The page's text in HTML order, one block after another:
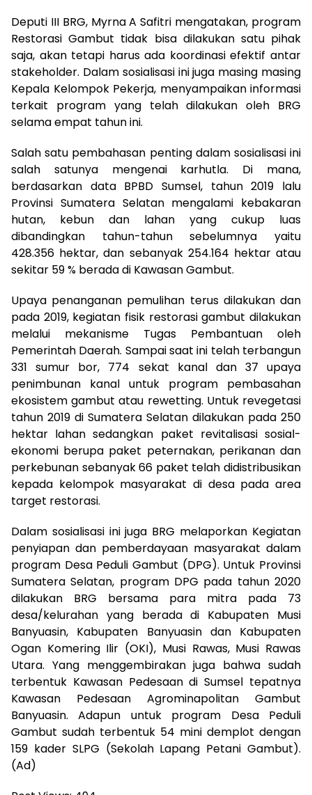
Deputi III BRG, Myrna A Safitri mengatakan, program
Restorasi Gambut tidak bisa dilakukan satu pihak
saja, akan tetapi harus ada koordinasi efektif antar
stakeholder. Dalam sosialisasi ini juga masing masing
Kepala Kelompok Pekerja, menyampaikan informasi
terkait program yang telah dilakukan oleh BRG
selama empat tahun ini.
Salah satu pembahasan penting dalam sosialisasi ini
salah satunya mengenai karhutla. Di mana,
berdasarkan data BPBD Sumsel, tahun 2019 lalu
Provinsi Sumatera Selatan mengalami kebakaran
hutan, kebun dan lahan yang cukup luas
dibandingkan tahun-tahun sebelumnya yaitu
428.356 hektar, dan sebanyak 254.164 hektar atau
sekitar 59 % berada di Kawasan Gambut.
Upaya penanganan pemulihan terus dilakukan dan
pada 2019, kegiatan fisik restorasi gambut dilakukan
melalui mekanisme Tugas Pembantuan oleh
Pemerintah Daerah. Sampai saat ini telah terbangun
331 sumur bor, 774 sekat kanal dan 37 upaya
penimbunan kanal untuk program pembasahan
ekosistem gambut atau rewetting. Untuk revegetasi
tahun 2019 di Sumatera Selatan dilakukan pada 250
hektar lahan sedangkan paket revitalisasi sosial-
ekonomi berupa paket peternakan, perikanan dan
perkebunan sebanyak 66 paket telah didistribusikan
kepada kelompok masyarakat di desa pada area
target restorasi.
Dalam sosialisasi ini juga BRG melaporkan Kegiatan
penyiapan dan pemberdayaan masyarakat dalam
program Desa Peduli Gambut (DPG). Untuk Provinsi
Sumatera Selatan, program DPG pada tahun 2020
dilakukan BRG bersama para mitra pada 73
desa/kelurahan yang berada di Kabupaten Musi
Banyuasin, Kabupaten Banyuasin dan Kabupaten
Ogan Komering Ilir (OKI), Musi Rawas, Musi Rawas
Utara. Yang menggembirakan juga bahwa sudah
terbentuk Kawasan Pedesaan di Sumsel tepatnya
Kawasan Pedesaan Agrominapolitan Gambut
Banyuasin. Adapun untuk program Desa Peduli
Gambut sudah terbentuk 54 mini demplot dengan
159 kader SLPG (Sekolah Lapang Petani Gambut).
(Ad)